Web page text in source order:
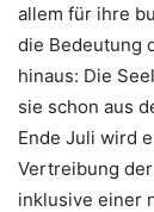
allem für ihre
die Bedeutung
hinaus: Die
sie schon aus
Ende Juli wird
Vertreibung
inklusive einer